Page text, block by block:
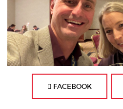
FACEBOOK